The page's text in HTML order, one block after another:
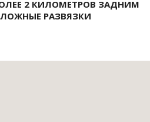
2 КИЛОМЕТРОВ ЗАДНИМ
РАЗВЯЗКИ